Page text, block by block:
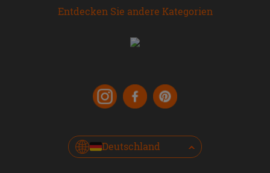
Entdecken Sie andere Kategorien
Deutschland